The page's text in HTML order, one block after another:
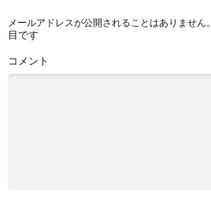
メールアドレスが公開されることはありません。
目です
コメント